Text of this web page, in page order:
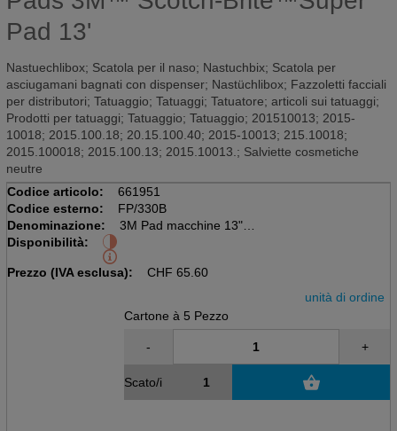
Pad 13'
Nastuechlibox; Scatola per il naso; Nastuchbix; Scatola per
asciugamani bagnati con dispenser; Nastüchlibox; Fazzoletti facciali
per distributori; Tatuaggio; Tatuaggi; Tatuatore; articoli sui tatuaggi;
Prodotti per tatuaggi; Tatuaggio; Tatuaggio; 201510013; 2015-
10018; 2015.100.18; 20.15.100.40; 2015-10013; 215.10018;
2015.100018; 2015.100.13; 2015.10013.; Salviette cosmetiche
neutre
Codice articolo:
661951
Codice esterno:
FP/330B
Denominazione:
3M Pad macchine 13"
Disponibilità:
Prezzo (IVA esclusa): CHF 65.60
unità di ordine
Cartone à 5 Pezzo
- +
Scato/i